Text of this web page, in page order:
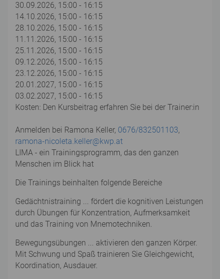
30.09.2026, 15:00 - 16:15
14.10.2026, 15:00 - 16:15
28.10.2026, 15:00 - 16:15
11.11.2026, 15:00 - 16:15
25.11.2026, 15:00 - 16:15
09.12.2026, 15:00 - 16:15
23.12.2026, 15:00 - 16:15
20.01.2027, 15:00 - 16:15
03.02.2027, 15:00 - 16:15
Kosten: Den Kursbeitrag erfahren Sie bei der Trainer:in
Anmelden bei Ramona Keller, 0676/832501103,
ramona-nicoleta.keller@kwp.at
LIMA - ein Trainingsprogramm, das den ganzen
Menschen im Blick hat
Die Trainings beinhalten folgende Bereiche
Gedächtnistraining ... fördert die kognitiven Leistungen
durch Übungen für Konzentration, Aufmerksamkeit
und das Training von Mnemotechniken.
Bewegungsübungen ... aktivieren den ganzen Körper.
Mit Schwung und Spaß trainieren Sie Gleichgewicht,
Koordination, Ausdauer.